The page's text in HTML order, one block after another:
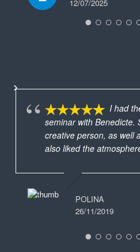
12/07/2025
I had
seminar with Benedicte.
creative person, as well
also liked the
POLINA
26/11/2019